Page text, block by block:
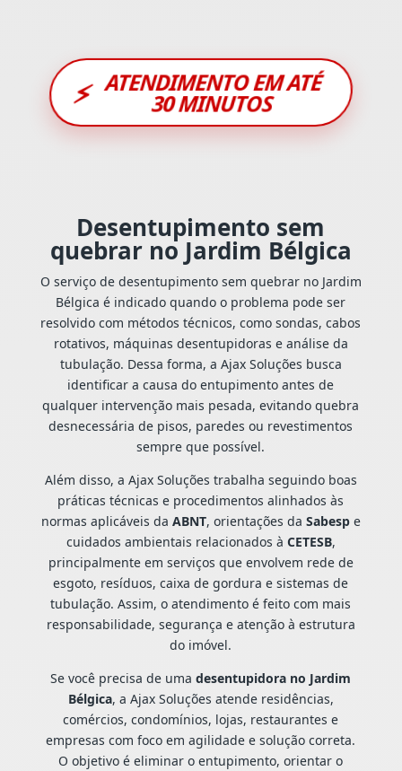
⚡ ATENDIMENTO EM ATÉ
30 MINUTOS
Desentupimento sem
quebrar no Jardim Bélgica
O serviço de desentupimento sem quebrar no Jardim
Bélgica é indicado quando o problema pode ser
resolvido com métodos técnicos, como sondas, cabos
rotativos, máquinas desentupidoras e análise da
tubulação. Dessa forma, a Ajax Soluções busca
identificar a causa do entupimento antes de
qualquer intervenção mais pesada, evitando quebra
desnecessária de pisos, paredes ou revestimentos
sempre que possível.
Além disso, a Ajax Soluções trabalha seguindo boas
práticas técnicas e procedimentos alinhados às
normas aplicáveis da ABNT, orientações da Sabespe
cuidados ambientais relacionados à CETESB,
principalmente em serviços que envolvem rede de
esgoto, resíduos, caixa de gordura e sistemas de
tubulação. Assim, o atendimento é feito com mais
responsabilidade, segurança e atenção à estrutura
do imóvel.
Se você precisa de umadesentupidora no Jardim
Bélgica, a Ajax Soluções atende residências,
comércios, condomínios, lojas, restaurantes e
empresas com foco em agilidade e solução correta.
O objetivo é eliminar o entupimento, orientar o